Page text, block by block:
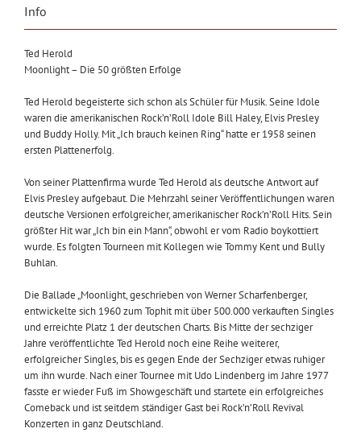
Info
Ted Herold
Moonlight – Die 50 größten Erfolge
Ted Herold begeisterte sich schon als Schüler für Musik. Seine Idole
waren die amerikanischen Rock’n’Roll Idole Bill Haley, Elvis Presley
und Buddy Holly. Mit „Ich brauch keinen Ring“ hatte er 1958 seinen
ersten Plattenerfolg.
Von seiner Plattenfirma wurde Ted Herold als deutsche Antwort auf
Elvis Presley aufgebaut. Die Mehrzahl seiner Veröffentlichungen waren
deutsche Versionen erfolgreicher, amerikanischer Rock’n’Roll Hits. Sein
größter Hit war „Ich bin ein Mann“, obwohl er vom Radio boykottiert
wurde. Es folgten Tourneen mit Kollegen wie Tommy Kent und Bully
Buhlan.
Die Ballade „Moonlight, geschrieben von Werner Scharfenberger,
entwickelte sich 1960 zum Tophit mit über 500.000 verkauften Singles
und erreichte Platz 1 der deutschen Charts. Bis Mitte der sechziger
Jahre veröffentlichte Ted Herold noch eine Reihe weiterer,
erfolgreicher Singles, bis es gegen Ende der Sechziger etwas ruhiger
um ihn wurde. Nach einer Tournee mit Udo Lindenberg im Jahre 1977
fasste er wieder Fuß im Showgeschäft und startete ein erfolgreiches
Comeback und ist seitdem ständiger Gast bei Rock’n’Roll Revival
Konzerten in ganz Deutschland.